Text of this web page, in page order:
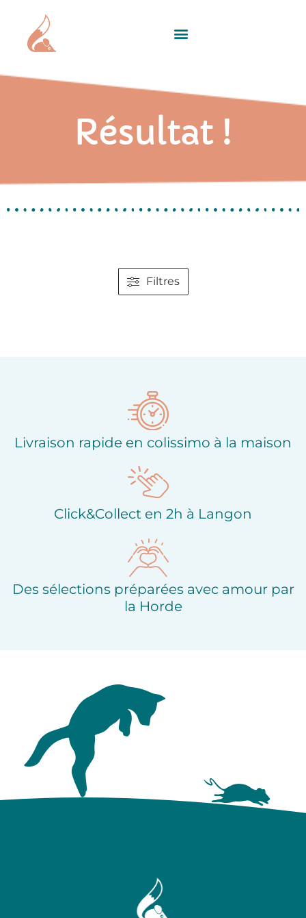
Résultat !
Filtres
Livraison rapide en colissimo à la maison
Click&Collect en 2h à Langon
Des sélections préparées avec amour par
la Horde